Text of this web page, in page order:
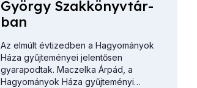
György Szak­könyv­tár­
ban
Az elmúlt évtizedben a Hagyományok
Háza gyűjteményei jelentősen
gyarapodtak. Maczelka Árpád, a
Hagyományok Háza gyűjteményi